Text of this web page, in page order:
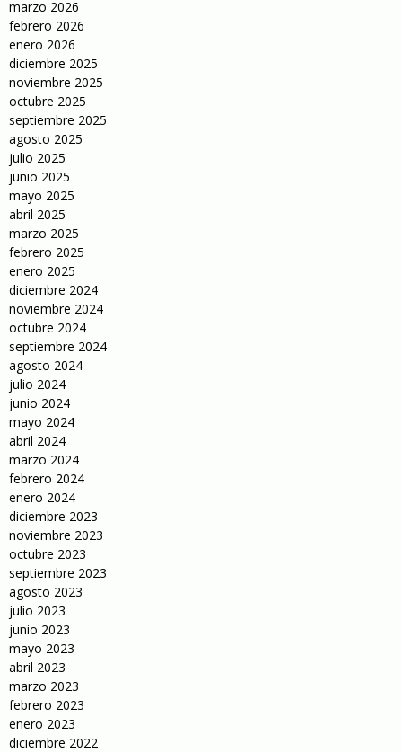
marzo 2026
febrero 2026
enero 2026
diciembre 2025
noviembre 2025
octubre 2025
septiembre 2025
agosto 2025
julio 2025
junio 2025
mayo 2025
abril 2025
marzo 2025
febrero 2025
enero 2025
diciembre 2024
noviembre 2024
octubre 2024
septiembre 2024
agosto 2024
julio 2024
junio 2024
mayo 2024
abril 2024
marzo 2024
febrero 2024
enero 2024
diciembre 2023
noviembre 2023
octubre 2023
septiembre 2023
agosto 2023
julio 2023
junio 2023
mayo 2023
abril 2023
marzo 2023
febrero 2023
enero 2023
diciembre 2022